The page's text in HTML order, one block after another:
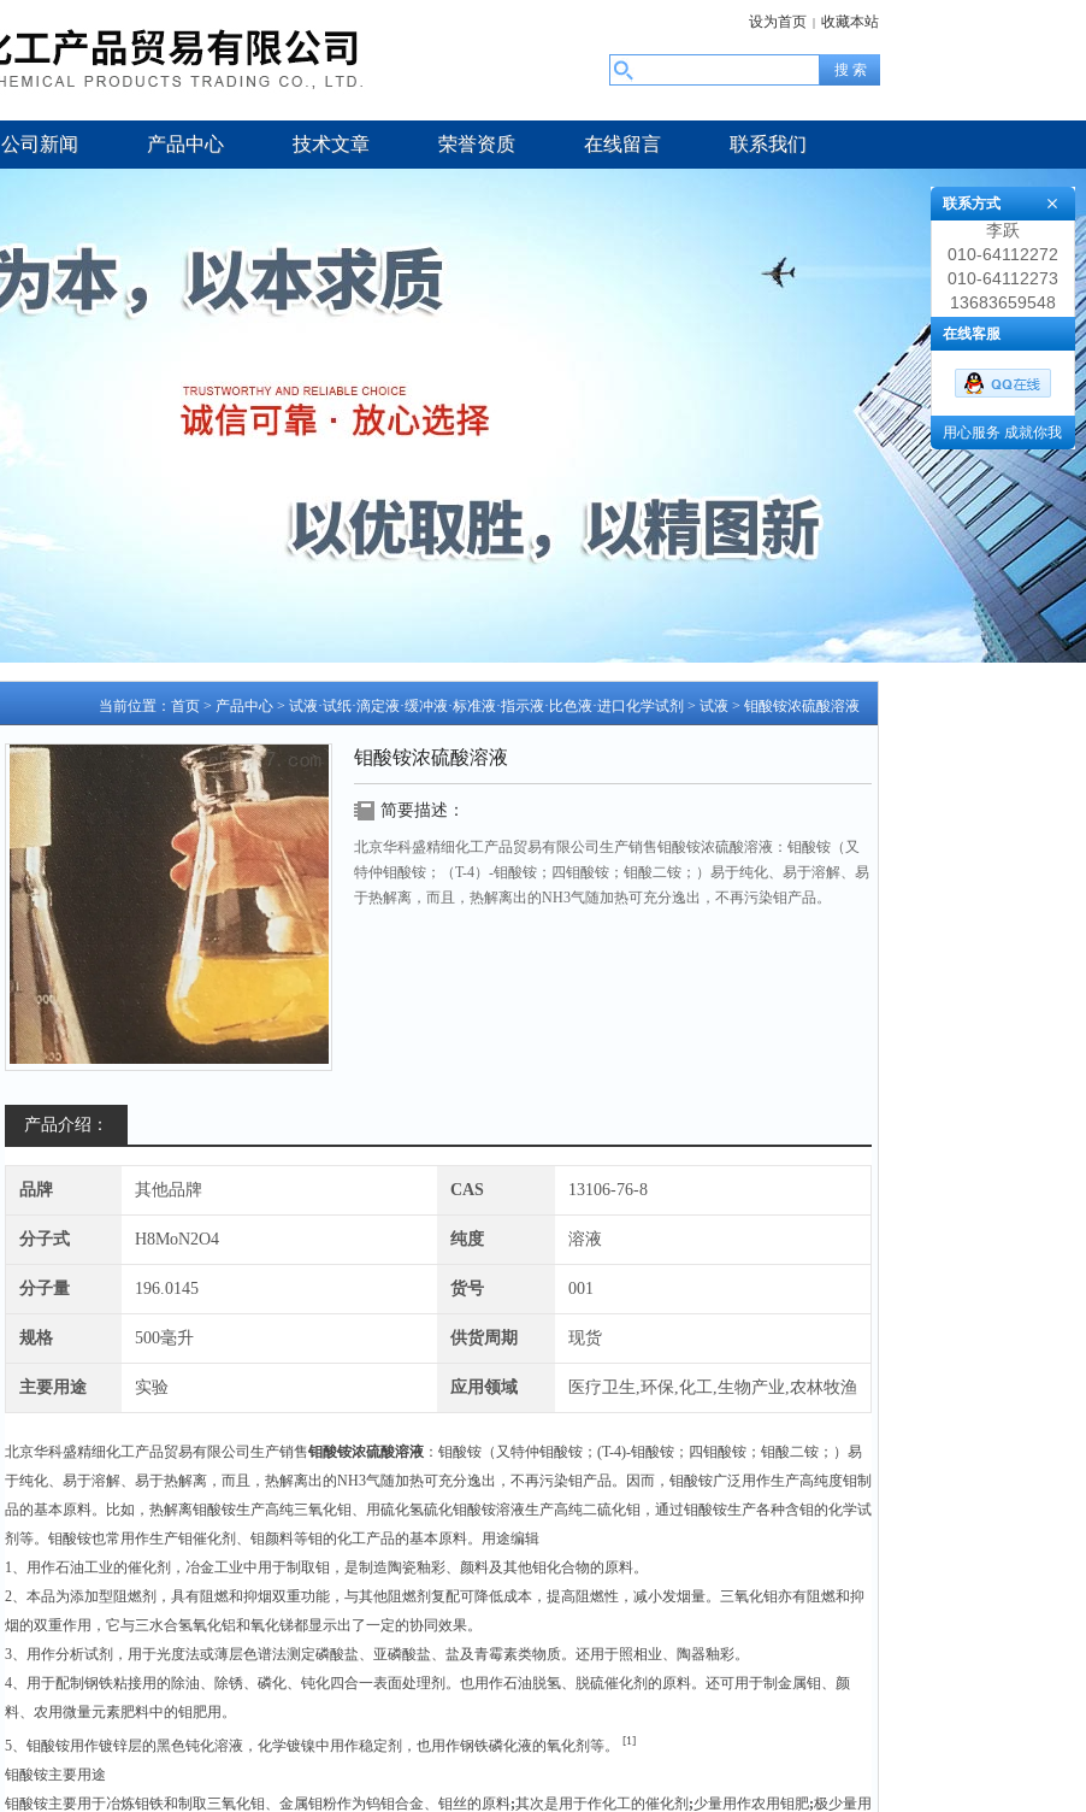
设为首页 | 收藏本站
公司新闻 产品中心 技术文章 荣誉资质 在线留言 联系我们
当前位置： 首页 > 产品中心 > 试液·试纸·滴定液·缓冲液·标准液·指示液·比色液·进口化学试剂 > 试液 > 钼酸铵浓硫酸溶液
钼酸铵浓硫酸溶液
简要描述：
北京华科盛精细化工产品贸易有限公司生产销售钼酸铵浓硫酸溶液：钼酸铵（又
特仲钼酸铵；（T-4）-钼酸铵；四钼酸铵；钼酸二铵；）易于纯化、易于溶解、易
于热解离，而且，热解离出的NH3气随加热可充分逸出，不再污染钼产品。
产品介绍：
品牌 其他品牌 CAS 13106-76-8
分子式 H8MoN2O4 纯度 溶液
分子量 196.0145 货号 001
规格 500毫升 供货周期 现货
主要用途 实验 应用领域 医疗卫生,环保,化工,生物产业,农林牧渔
北京华科盛精细化工产品贸易有限公司生产销售钼酸铵浓硫酸溶液 ：钼酸铵（又特仲钼酸铵；(T-4)-钼酸铵；四钼酸铵；钼酸二铵；）易
于纯化、易于溶解、易于热解离，而且，热解离出的NH3气随加热可充分逸出，不再污染钼产品。因而，钼酸铵广泛用作生产高纯度钼制
品的基本原料。比如，热解离钼酸铵生产高纯三氧化钼、用硫化氢硫化钼酸铵溶液生产高纯二硫化钼，通过钼酸铵生产各种含钼的化学试
剂等。钼酸铵也常用作生产钼催化剂、钼颜料等钼的化工产品的基本原料。用途编辑
1、用作石油工业的催化剂，冶金工业中用于制取钼，是制造陶瓷釉彩、颜料及其他钼化合物的原料。
2、本品为添加型阻燃剂，具有阻燃和抑烟双重功能，与其他阻燃剂复配可降低成本，提高阻燃性，减小发烟量。三氧化钼亦有阻燃和抑
烟的双重作用，它与三水合氢氧化铝和氧化锑都显示出了一定的协同效果。
3、用作分析试剂，用于光度法或薄层色谱法测定磷酸盐、亚磷酸盐、盐及青霉素类物质。还用于照相业、陶器釉彩。
4、用于配制钢铁粘接用的除油、除锈、磷化、钝化四合一表面处理剂。也用作石油脱氢、脱硫催化剂的原料。还可用于制金属钼、颜
料、农用微量元素肥料中的钼肥用。
5、钼酸铵用作镀锌层的黑色钝化溶液，化学镀镍中用作稳定剂，也用作钢铁磷化液的氧化剂等。
[1]
钼酸铵主要用途
钼酸铵主要用于冶炼钼铁和制取三氧化钼、金属钼粉作为钨钼合金、钼丝的原料;其次是用于作化工的催化剂 ;少量用作农用钼肥;极少量用
联系方式
李跃
010-64112272
010-64112273
13683659548
在线客服
用心服务 成就你我